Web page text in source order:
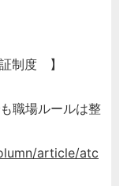
制度 】
職場ルールは整
article/atc